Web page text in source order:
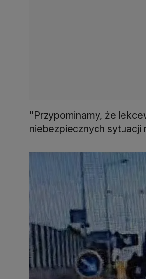
"Przypominamy, że
niebezpiecznych sytuacji